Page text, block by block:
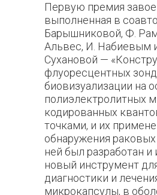
Первую премия
выполненная в
Барышниковой, Ф.
Альвес, И. Набиевым
Сухановой —
флуоресцентных
биовизуализации на
полиэлектролитных
кодированных
точками, и их
обнаружения раковых
ней был разработан и
новый инструмент
диагностики и
микрокапсулы, в